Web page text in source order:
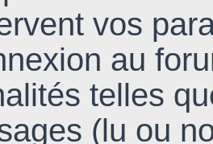
vos
au
telles
(lu ou